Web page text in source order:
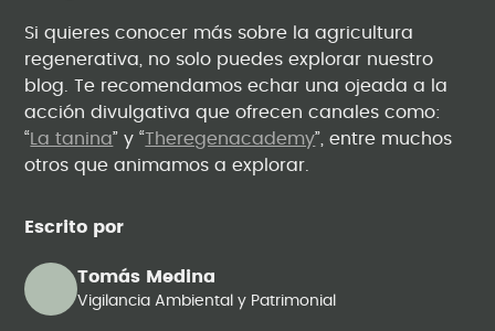
Escrito por
Tomás Medina
Vigilancia Ambiental y Patrimonial
Si quieres conocer más sobre la agricultura
regenerativa, no solo puedes explorar nuestro
blog. Te recomendamos echar una ojeada a la
acción divulgativa que ofrecen canales como:
“ La tanina” y “Theregenacademy”, entre muchos
otros que animamos a explorar.